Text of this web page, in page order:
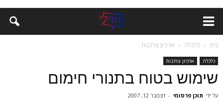
בית כלכלה ארכיון צרכנות
כלכלה ארכיון צרכנות
שימוש בטוח בתנורי חימום
על ידי תוכן פרסומי - דצמבר 12, 2007